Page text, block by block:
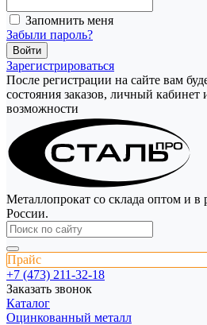
Запомнить меня
Забыли пароль?
Зарегистрироваться
После регистрации на сайте вам
состояния заказов, личный кабинет
возможности
Металлопрокат со склада оптом и в
России.
Прайс
+7 (473) 211-32-18
Заказать звонок
Каталог
Оцинкованный металл